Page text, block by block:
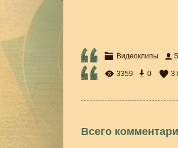
Видеоклипы
3359 0
Всего